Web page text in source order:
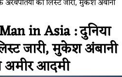
की लिस्ट जारी, मुकेश अंबानी
in Asia : दुनिया
जारी, मुकेश अंबानी
आदमी